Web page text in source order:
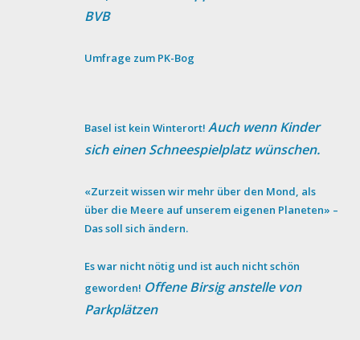
BVB
Umfrage zum PK-Bog
Basel ist kein Winterort!Auch wenn Kinder
sich einen Schneespielplatz wünschen.
«Zurzeit wissen wir mehr über den Mond, als
über die Meere auf unserem eigenen Planeten» –
Das soll sich ändern.
Es war nicht nötig und ist auch nicht schön
geworden! Offene Birsig anstelle von
Parkplätzen